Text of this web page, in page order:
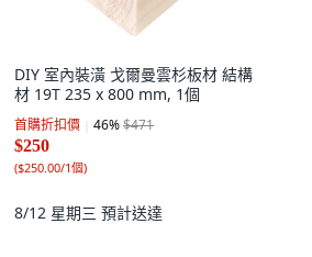
DIY 室內裝潢 戈爾曼雲杉板材 結構
材 19T 235 x 800 mm, 1個
首購折扣價 46%$471
$250
($250.00/1個)
8/12 星期三 預計送達